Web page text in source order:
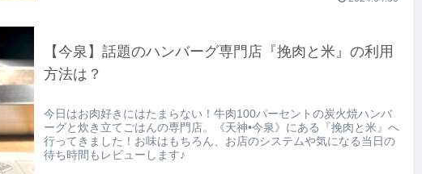
【今泉】話題のハンバーグ専門店『挽肉と米』の利用
方法は？
今日はお肉好きにはたまらない！牛肉100パーセントの炭火焼ハンバ
ーグと炊き立てごはんの専門店。《天神•今泉》にある『挽肉と米』へ
行ってきました！お味はもちろん、お店のシステムや気になる当日の
待ち時間もレビューします♪